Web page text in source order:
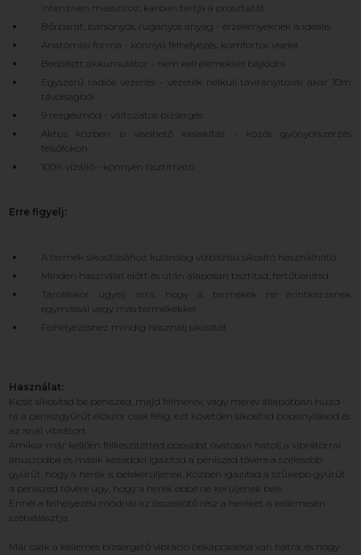
intenzíven masszíroz, karban tartja a prosztatát
Bőrbarát, bársonyos, ruganyos anyag - érzékenyeknek is ideális
Anatómiai forma - könnyű felhelyezés, komfortos viselet
Beépített akkumulátor - nem kell elemekkel bajlódni
Egyszerű rádiós vezérlés - vezeték nélküli távirányítóval akár 10m
távolságból
9 rezgésmód - változatos bizsergés
Aktus közben is viselhető kialakítás - közös gyönyörszerzés
felsőfokon
100% vízálló - könnyen tisztítható
Erre figyelj:
A termék síkosításához kizárólag vízbázisú síkosító használható
Minden használat előtt és után alaposan tisztítsd, fertőtlenítsd
Tároláskor ügyelj arra, hogy a termékek ne érintkezzenek
egymással vagy más termékekkel
Felhelyezéshez mindig használj síkosítót
Használat:
Kicsit síkosítsd be péniszed, majd félmerev, vagy merev állapotban húzd
rá a péniszgyűrűt először csak félig, ezt követően síkosítsd popsinyílásod és
az anál vibrátort.
Amikor már kellően felkészítetted popsidat óvatosan hatolj a vibrátorral
ánuszodba és másik kezeddel igazítsd a péniszed tövére a szélesebb
gyűrűt, hogy a herék is belekerüljenek. Közben igazítsd a szűkebb gyűrűt
a péniszed tövére úgy, hogy a herék ebbe ne kerüljenek bele.
Ennél a felhelyezési módnál az összekötő rész a heréket is kellemesen
szétválasztja.
Már csak a kellemes bizsergető vibráció bekapcsolása van hátra, és hogy